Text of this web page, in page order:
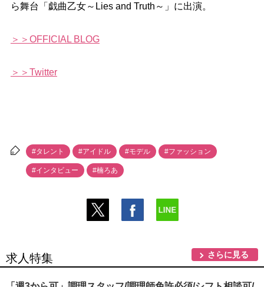
ら舞台「戯曲乙女～Lies and Truth～」に出演。
＞＞OFFICIAL BLOG
＞＞Twitter
#タレント #アイドル #モデル #ファッション
#インタビュー #楠ろあ
求人特集 さらに見る